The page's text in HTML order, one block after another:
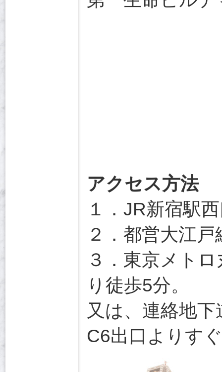
アクセス方法
１．JR新宿駅
２．都営大江
３．東京メト
り徒歩5分。
又は、連絡地
C6出口よりす